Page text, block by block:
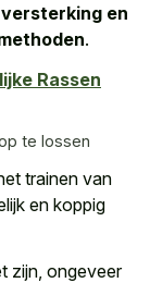
en
.
Rassen
te lossen
trainen van
en koppig
zijn, ongeveer